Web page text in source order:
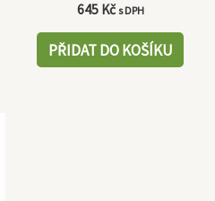
645 Kč s DPH
PŘIDAT DO KOŠÍKU